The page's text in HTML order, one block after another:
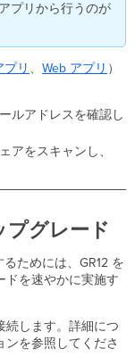
プリから行うのが
プリ 、 Webアプリ ）
ルアドレスを確認し
アをスキャンし、
プグレード
ためには、GR12 を
ドを速やかに実施す
続します。詳細につ
ンを参照してくださ